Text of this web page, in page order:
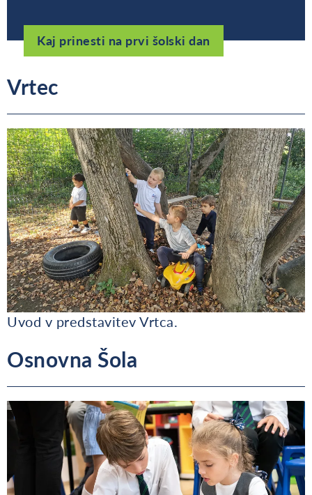
Kaj prinesti na prvi šolski dan
Vrtec
Uvod v predstavitev Vrtca.
Osnovna Šola